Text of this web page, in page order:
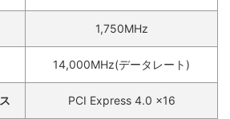
1,750MHz
14,000MHz(データレート)
PCI Express 4.0 x16